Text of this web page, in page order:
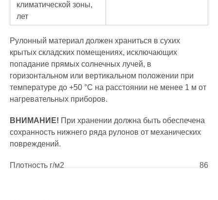
климатической зоны,
лет
Рулонный материал должен храниться в сухих
крытых складских помещениях, исключающих
попадание прямых солнечных лучей, в
горизонтальном или вертикальном положении при
температуре до +50 °С на расстоянии не менее 1 м от
нагревательных приборов.
ВНИМАНИЕ! При хранении должна быть обеспечена
сохранность нижнего ряда рулонов от механических
повреждений.
Плотность г/м2 86